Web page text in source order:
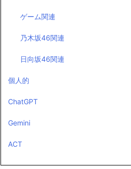
ゲーム関連
乃木坂46関連
日向坂46関連
個人的
ChatGPT
Gemini
ACT